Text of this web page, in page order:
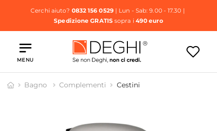
Cerchi aiuto? 0832 156 0529| Lun - Sab: 9.00 - 17.30 |
Spedizione GRATISsopra i 490 euro
MENU
Bagno Complementi Cestini